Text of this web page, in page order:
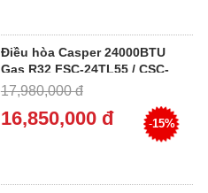
Điều hòa Casper 24000BTU
Gas R32 FSC-24TL55 / CSC-
24TL55
17,980,000 đ
16,850,000 đ -15%